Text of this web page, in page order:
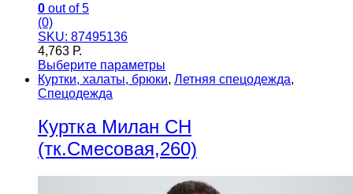
0 out of 5
(0)
SKU: 87495136
4,763 Р.
Выберите параметры
Куртки, халаты, брюки, Летняя спецодежда,
Спецодежда
Куртка Милан CH
(тк.Смесовая,260)